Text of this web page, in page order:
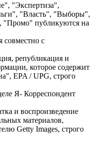
"Экспертиза",
"Власть", "Выборы",
"Промо" публикуются на
совместно с
републикация и
которое содержит
EPA / UPG, строго
Я- Корреспондент
и воспроизведение
материалов,
Getty Images, строго